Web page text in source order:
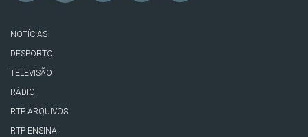
NOTÍCIAS
DESPORTO
TELEVISÃO
RÁDIO
RTP ARQUIVOS
RTP ENSINA